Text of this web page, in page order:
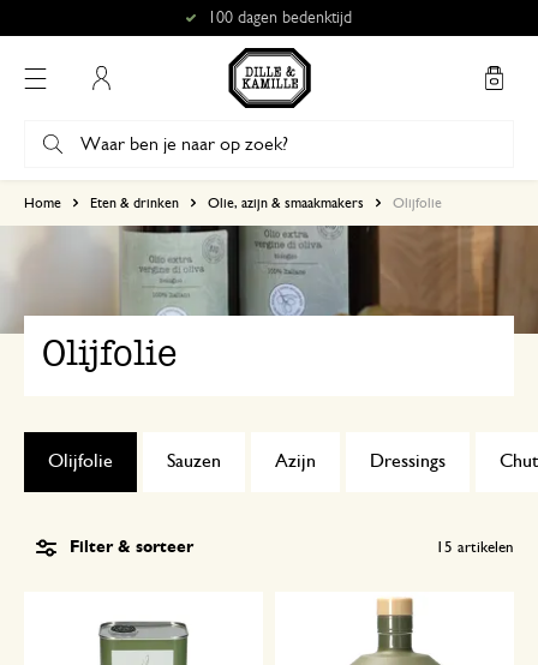
100 dagen bedenktijd
Home Eten & drinken Olie, azijn & smaakmakers Olijfolie
Olijfolie
Olijfolie Sauzen Azijn Dressings
Filter & sorteer 15 artikelen